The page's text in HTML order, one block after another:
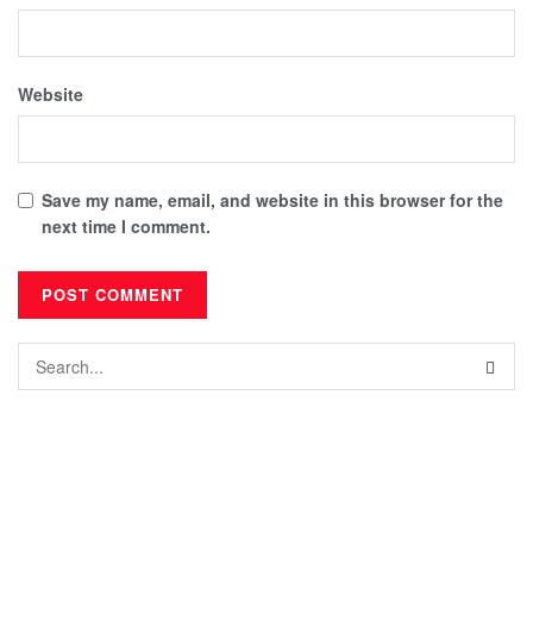
Website
Save my name, email, and website in this browser for the
next time I comment.